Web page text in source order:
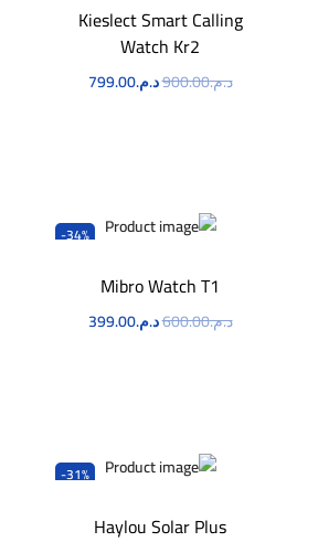
Kieslect Smart Calling
Watch Kr2
د.م.900.00د.م.799.00
-34%
Mibro Watch T1
د.م.600.00د.م.399.00
-31%
Haylou Solar Plus